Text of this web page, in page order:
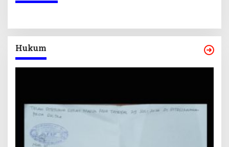
Hukum